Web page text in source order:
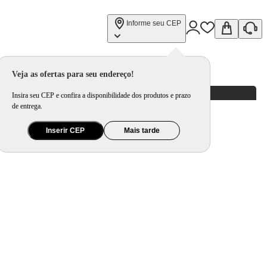
Informe seu CEP
Veja as ofertas para seu endereço!
Insira seu CEP e confira a disponibilidade dos produtos e prazo
de entrega.
Inserir CEP Mais tarde